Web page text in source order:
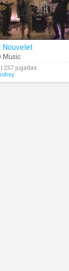
Nouvelet
Music
| 257 jugadas